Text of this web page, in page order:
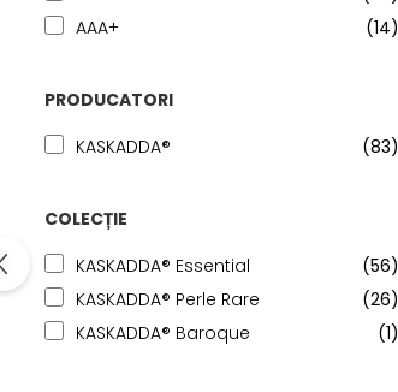
AAA+
(14)
PRODUCATORI
KASKADDA®
(83)
COLECȚIE
KASKADDA® Essential
(56)
KASKADDA® Perle Rare
(26)
KASKADDA® Baroque
(1)